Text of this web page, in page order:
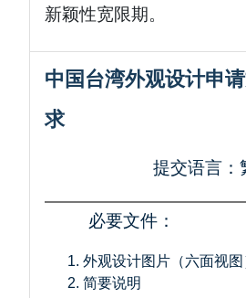
新颖性宽限期。
中国台湾外观设计申
求
提交语言：
必要文件：
外观设计图片（六面视图
简要说明